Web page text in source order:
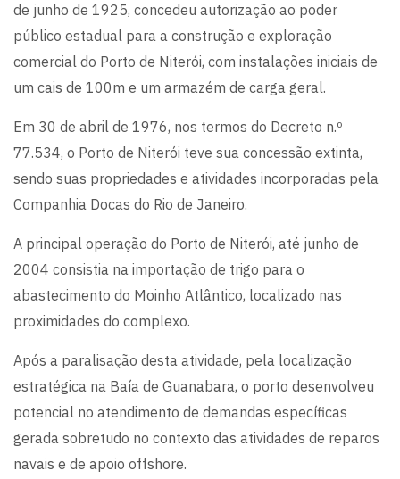
de junho de 1925, concedeu autorização ao poder
público estadual para a construção e exploração
comercial do Porto de Niterói, com instalações iniciais de
um cais de 100m e um armazém de carga geral.
Em 30 de abril de 1976, nos termos do Decreto n.º
77.534, o Porto de Niterói teve sua concessão extinta,
sendo suas propriedades e atividades incorporadas pela
Companhia Docas do Rio de Janeiro.
A principal operação do Porto de Niterói, até junho de
2004 consistia na importação de trigo para o
abastecimento do Moinho Atlântico, localizado nas
proximidades do complexo.
Após a paralisação desta atividade, pela localização
estratégica na Baía de Guanabara, o porto desenvolveu
potencial no atendimento de demandas específicas
gerada sobretudo no contexto das atividades de reparos
navais e de apoio offshore.